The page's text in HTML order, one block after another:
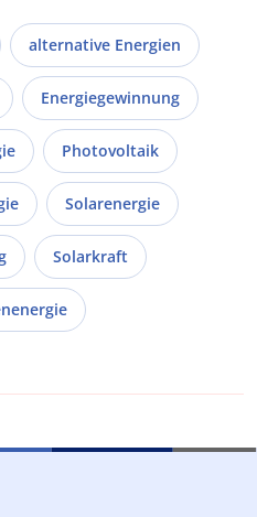
alternative Energien
Energiegewinnung
Photovoltaik
Solarenergie
Solarkraft